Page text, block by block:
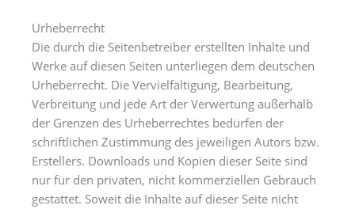
Urheberrecht
Die durch die Seitenbetreiber erstellten Inhalte und
Werke auf diesen Seiten unterliegen dem deutschen
Urheberrecht. Die Vervielfältigung, Bearbeitung,
Verbreitung und jede Art der Verwertung außerhalb
der Grenzen des Urheberrechtes bedürfen der
schriftlichen Zustimmung des jeweiligen Autors bzw.
Erstellers. Downloads und Kopien dieser Seite sind
nur für den privaten, nicht kommerziellen Gebrauch
gestattet. Soweit die Inhalte auf dieser Seite nicht